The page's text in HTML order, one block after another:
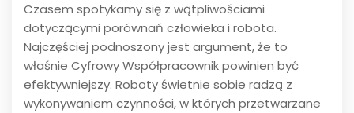
Czasem spotykamy się z wątpliwościami
dotyczącymi porównań człowieka i robota.
Najczęściej podnoszony jest argument, że to
właśnie Cyfrowy Współpracownik powinien być
efektywniejszy. Roboty świetnie sobie radzą z
wykonywaniem czynności, w których przetwarzane